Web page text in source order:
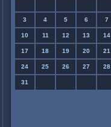
3 4 5 6 7
10 11 12 13 14
17 18 19 20 21
24 25 26 27 28
31